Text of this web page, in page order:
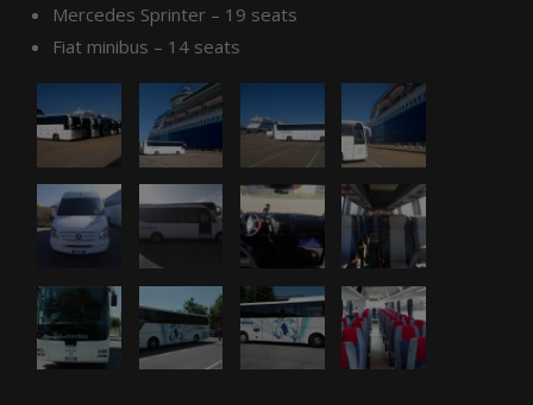
Mercedes Sprinter – 19 seats
Fiat minibus – 14 seats